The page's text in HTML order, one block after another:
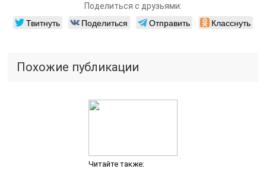
Поделиться с друзьями:
Твитнуть Поделиться Отправить Класснуть
Похожие публикации
Читайте также: